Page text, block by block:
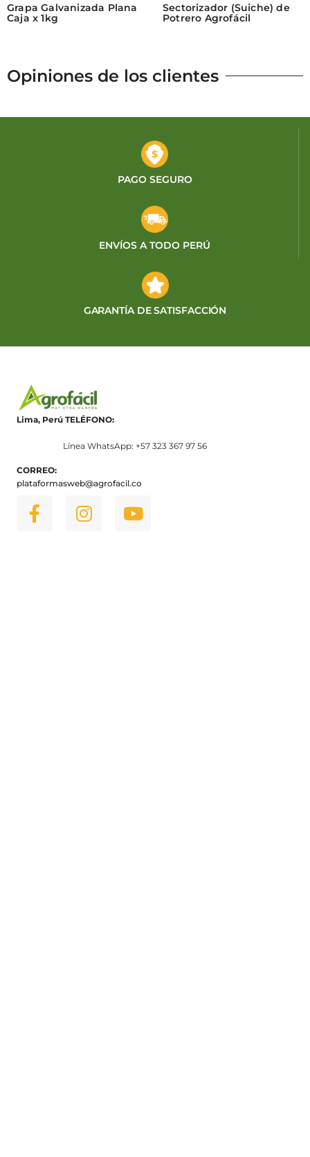
Grapa Galvanizada Plana
Caja x 1kg
Sectorizador (Suiche) de
Potrero Agrofácil
Opiniones de los clientes
PAGO SEGURO
ENVÍOS A TODO PERÚ
GARANTÍA DE SATISFACCIÓN
Lima, Perú TELÉFONO:
Línea WhatsApp: +57 323 367 97 56
CORREO:
plataformasweb@agrofacil.co